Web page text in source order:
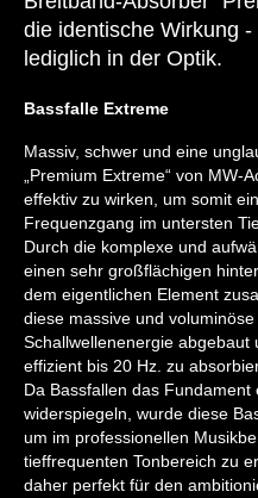
die identische Wirkung
lediglich in der Optik.
Bassfalle Extreme
Massiv, schwer und eine
„Premium Extreme“ von MW-
effektiv zu wirken, um somit
Frequenzgang im untersten
Durch die komplexe und
einen sehr großflächigen
dem eigentlichen Element
diese massive und
Schallwellenenergie abgebaut
effizient bis 20 Hz. zu
Da Bassfallen das
widerspiegeln, wurde diese
um im professionellen
tieffrequenten Tonbereich zu
daher perfekt für den